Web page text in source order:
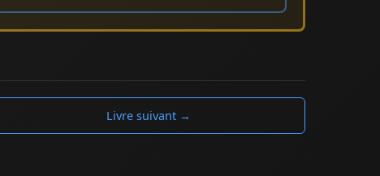
Livre suivant →